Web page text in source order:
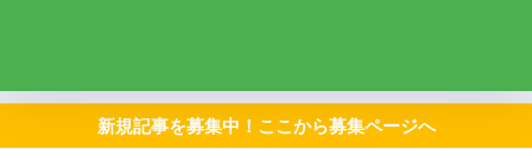
新規記事を募集中！ここから募集ページへ